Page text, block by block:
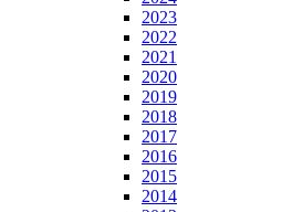
2023
2022
2021
2020
2019
2018
2017
2016
2015
2014